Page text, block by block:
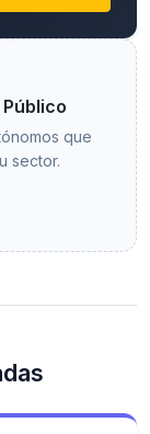
que
sector.